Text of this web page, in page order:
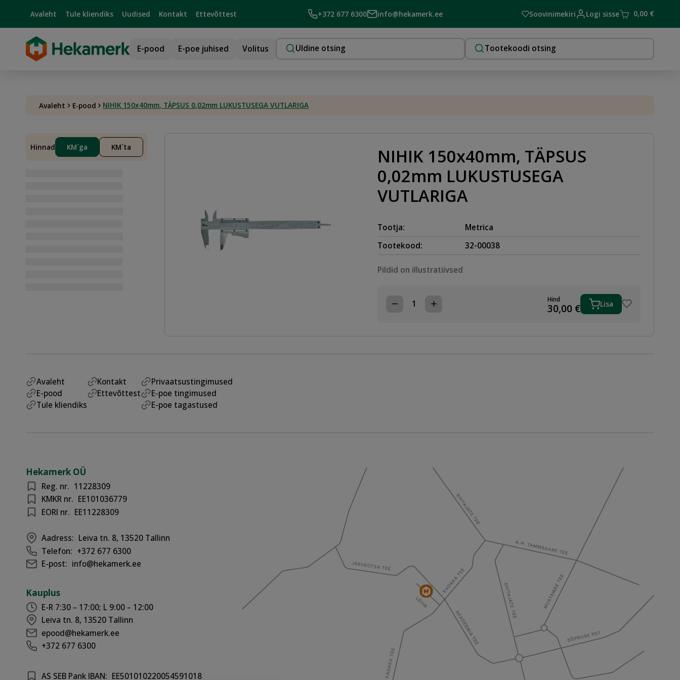
Avaleht Tule kliendiks Uudised Kontakt Ettevõttest +372 677 6300 info@hekamerk.ee Soovinimekiri Logi sisse 0,00 €
E-pood E-poe juhised Volitus
Avaleht E-pood NIHIK 150x40mm, TÄPSUS 0,02mm LUKUSTUSEGA VUTLARIGA
Hinnad KM`ga KM`ta
NIHIK 150x40mm, TÄPSUS
0,02mm LUKUSTUSEGA
VUTLARIGA
Tootja:
Metrica
Tootekood:
32-00038
Pildid on illustratiivsed
NIHIK
0,02mm
Hind
30,00 € Lisa
Avaleht
E-pood
Tule kliendiks
Kontakt
Ettevõttest
Privaatsustingimused
E-poe tingimused
E-poe tagastused
Hekamerk OÜ
Reg. nr. 11228309
KMKR nr. EE101036779
EORI nr. EE11228309
Aadress: Leiva tn. 8, 13520 Tallinn
Telefon: +372 677 6300
E-post: info@hekamerk.ee
Kauplus
E-R 7:30 – 17:00; L 9:00 – 12:00
Leiva tn. 8, 13520 Tallinn
epood@hekamerk.ee
+372 677 6300
AS SEB Pank IBAN: EE501010220054591018